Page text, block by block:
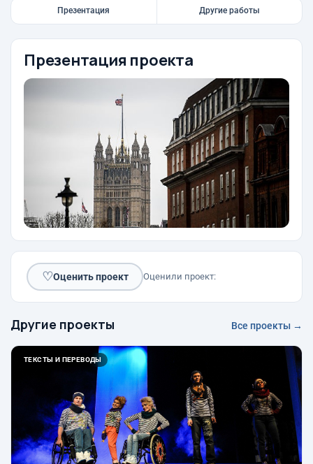
Презентация Другие работы
Презентация проекта
♡Оценить проект Оценили проект:
Другие проекты Все проекты →
ТЕКСТЫ И ПЕРЕВОДЫ